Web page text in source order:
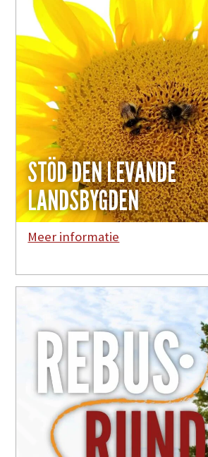
STÖD DEN LEVANDE
LANDSBYGDEN
Meer informatie